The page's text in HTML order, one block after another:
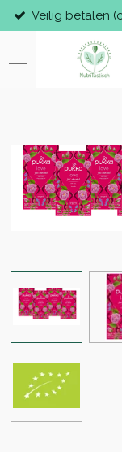
Ga
direct
naar
Veilig betalen